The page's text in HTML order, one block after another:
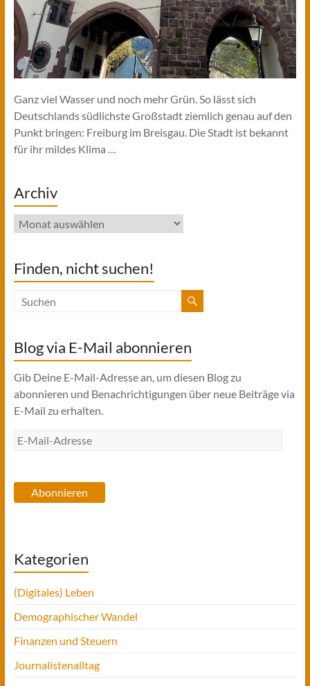
Ganz viel Wasser und noch mehr Grün. So lässt sich
Deutschlands südlichste Großstadt ziemlich genau auf den
Punkt bringen: Freiburg im Breisgau. Die Stadt ist bekannt
für ihr mildes Klima …
Archiv
Archiv
Finden, nicht suchen!
Blog via E-Mail abonnieren
Gib Deine E-Mail-Adresse an, um diesen Blog zu
abonnieren und Benachrichtigungen über neue Beiträge via
E-Mail zu erhalten.
E-
Abonnieren
Kategorien
(Digitales) Leben
Demographischer Wandel
Finanzen und Steuern
Journalistenalltag